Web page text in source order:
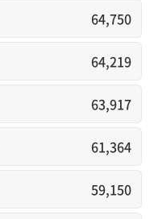
64,750
64,219
63,917
61,364
59,150